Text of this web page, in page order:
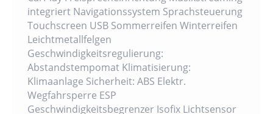
integriert Navigationssystem Sprachsteuerung
Touchscreen USB Sommerreifen Winterreifen
Leichtmetallfelgen
Geschwindigkeitsregulierung:
Abstandstempomat Klimatisierung:
Klimaanlage Sicherheit: ABS Elektr.
Wegfahrsperre ESP
Geschwindigkeitsbegrenzer Isofix Lichtsensor